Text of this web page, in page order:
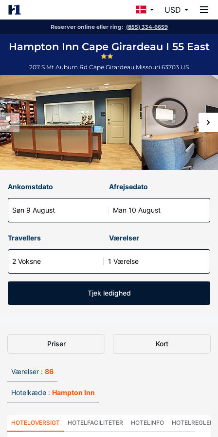
USD
Reserver online eller ring: (855) 334-6659
Hampton Inn Cape Girardeau I 55 East
207 S Mt Auburn Rd Cape Girardeau Missouri 63703 US
Ankomstdato
Søn 9 August
Afrejsedato
Man 10 August
Travellers Værelser
2 Voksne 1 Værelse
Tjek ledighed
Priser Kort
Værelser : 86
Hotelkæde : Hampton Inn
HOTELOVERSIGT HOTELFACILITETER HOTELINFO HOTELREGLER